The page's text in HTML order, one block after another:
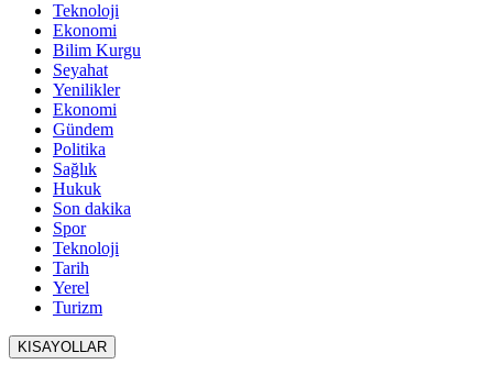
Teknoloji
Ekonomi
Bilim Kurgu
Seyahat
Yenilikler
Ekonomi
Gündem
Politika
Sağlık
Hukuk
Son dakika
Spor
Teknoloji
Tarih
Yerel
Turizm
KISAYOLLAR